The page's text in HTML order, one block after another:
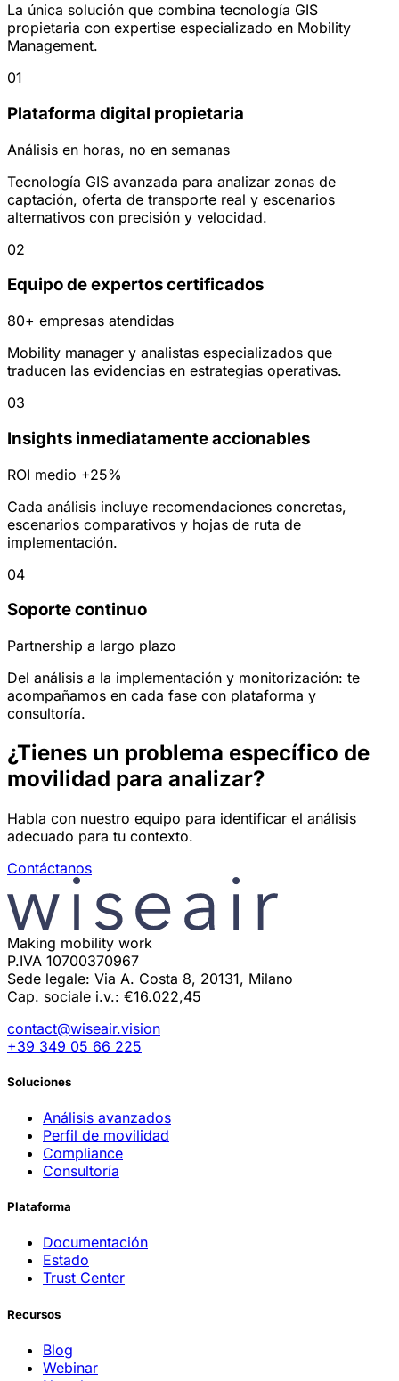
La única solución que combina tecnología GIS
propietaria con expertise especializado en Mobility
Management.
01
Plataforma digital propietaria
Análisis en horas, no en semanas
Tecnología GIS avanzada para analizar zonas de
captación, oferta de transporte real y escenarios
alternativos con precisión y velocidad.
02
Equipo de expertos certificados
80+ empresas atendidas
Mobility manager y analistas especializados que
traducen las evidencias en estrategias operativas.
03
Insights inmediatamente accionables
ROI medio +25%
Cada análisis incluye recomendaciones concretas,
escenarios comparativos y hojas de ruta de
implementación.
04
Soporte continuo
Partnership a largo plazo
Del análisis a la implementación y monitorización: te
acompañamos en cada fase con plataforma y
consultoría.
¿Tienes un problema específico de
movilidad para analizar?
Habla con nuestro equipo para identificar el análisis
adecuado para tu contexto.
Contáctanos
Making mobility work
P.IVA 10700370967
Sede legale: Via A. Costa 8, 20131, Milano
Cap. sociale i.v.: €16.022,45
contact@wiseair.vision
+39 349 05 66 225
Soluciones
Análisis avanzados
Perfil de movilidad
Compliance
Consultoría
Plataforma
Documentación
Estado
Trust Center
Recursos
Blog
Webinar